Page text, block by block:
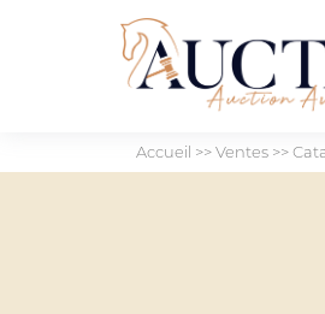
Accueil >>Ventes>>